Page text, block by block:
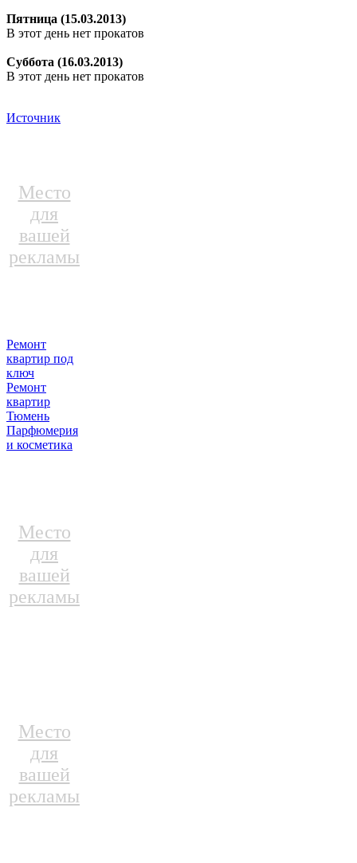
Пятница (15.03.2013)
В этот день нет прокатов
Суббота (16.03.2013)
В этот день нет прокатов
Источник
Место
для
вашей
рекламы
Ремонт
квартир под
ключ
Ремонт
квартир
Тюмень
Парфюмерия
и косметика
Место
для
вашей
рекламы
Место
для
вашей
рекламы